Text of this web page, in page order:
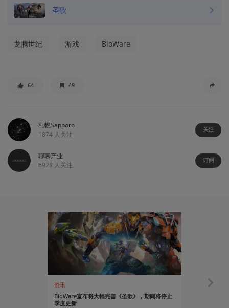
圣歌
龙腾世纪 游戏 BioWare
64 49
札幌Sapporo
1874 人关注
关注
聊聊产业
6928 人关注
订阅
资讯
BioWare宣布将大幅完善《圣歌》，期间将停止
季度更新
聊聊产业